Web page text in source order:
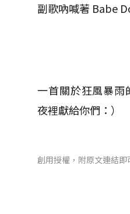
副歌吶喊著 Babe
一首關於狂風暴雨
夜裡獻給你們：）
創用授權，附原文連結即